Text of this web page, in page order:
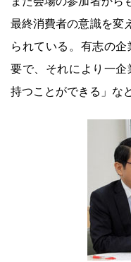
最終消費者の意識を変
られている。有志の
要で、それにより一
持つことができる」な